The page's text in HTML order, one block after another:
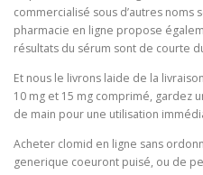
commercialisé sous d’autres
pharmacie en ligne propose
résultats du sérum sont de courte
Et nous le livrons laide de la
10 mg et 15 mg comprimé, gardez
de main pour une utilisation
Acheter clomid en ligne sans
generique coeuront puisé, ou de